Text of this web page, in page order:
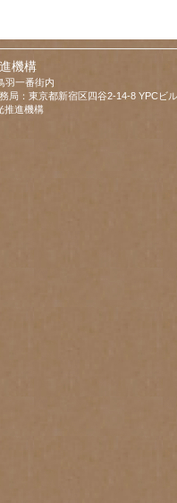
機構
羽一番街内
局：東京都新宿区四谷2-14-8 YPCビ
推進機構